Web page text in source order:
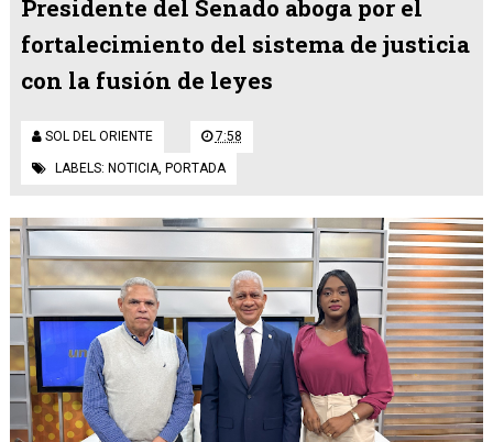
Presidente del Senado aboga por el
fortalecimiento del sistema de justicia
con la fusión de leyes
SOL DEL ORIENTE 7:58
LABELS: NOTICIA, PORTADA